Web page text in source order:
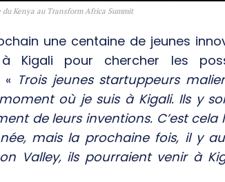
Kenya au Transform Africa Summit
une centaine de jeunes
pour chercher les
« Trois jeunes startuppeurs
où je suis à Kigali. Ils y
de leurs inventions. C’est cela
mais la prochaine fois, il y
Valley, ils pourraient venir à